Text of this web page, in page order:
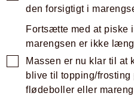
den forsigtigt i
Fortsætte med at piske
marengsen er ikke
Massen er nu klar til at
blive til topping/frosting
flødeboller eller